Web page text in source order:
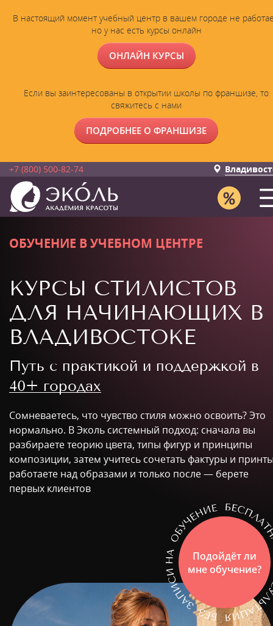
В настоящий момент учебный центр в вашем городе не
но у нас есть курсы онлайн
ОНЛАЙН КУРСЫ
Если вы заинтересованы в открытии школы по франшизе, то
свяжитесь с нами
ПОДРОБНЕЕ О ФРАНШИЗЕ
+7 (800) 500-82-74
ОБУЧЕНИЕ В УЧЕБНОМ ЦЕНТРЕ
КУРСЫ СТИЛИСТОВ
ДЛЯ НАЧИНАЮЩИХ В
ВЛАДИВОСТОКЕ
Путь с практикой и поддержкой в
40+ городах
Сомневаетесь, что чувство стиля можно освоить? Это
нормально. В Эколь системный подход: сначала вы
разбираете теорию цвета, типы фигур и принципы
композиции, затем учитесь сочетать фактуры и
работаете над образами и только после — берете
первых клиентов
Подойдёт ли
мне обучение?